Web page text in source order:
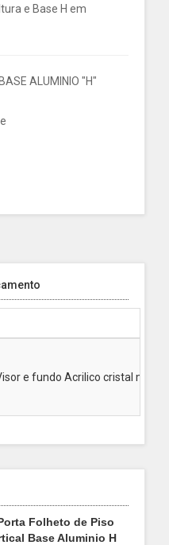
e Base H em
ALUMINIO "H"
e fundo Acrilico cristal
Folheto de Piso
Base Aluminio H